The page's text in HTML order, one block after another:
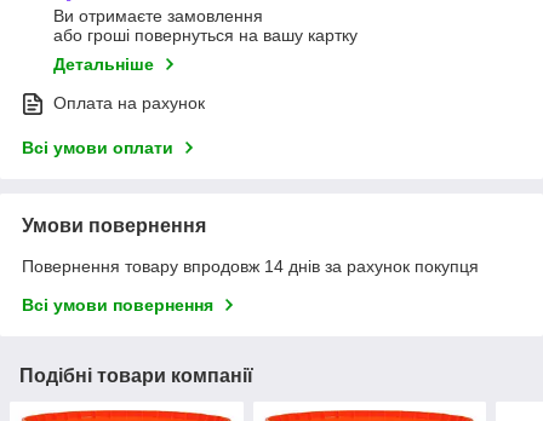
Ви отримаєте замовлення
або гроші повернуться на вашу картку
Детальніше
Оплата на рахунок
Всі умови оплати
Умови повернення
Повернення товару впродовж 14 днів за рахунок покупця
Всі умови повернення
Подібні товари компанії